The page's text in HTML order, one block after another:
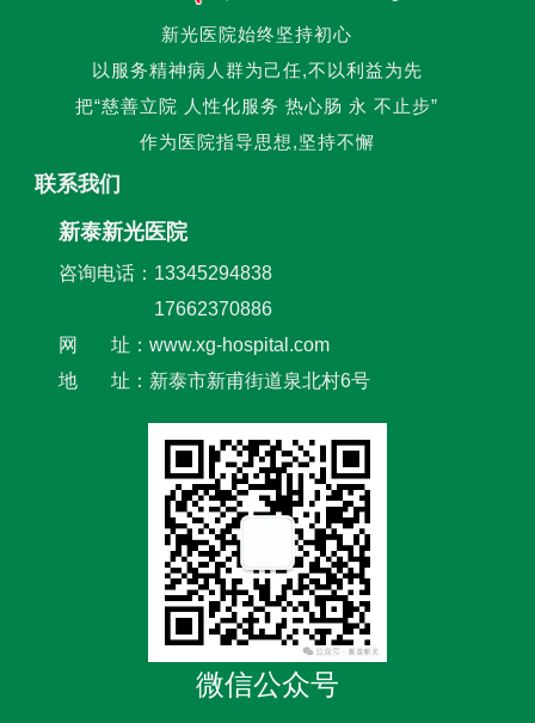
新光医院始终坚持初心
以服务精神病人群为己任,不以利益为先
把“慈善立院 人性化服务 热心肠 永 不止步”
作为医院指导思想,坚持不懈
联系我们
新泰新光医院
咨询电话：13345294838
17662370886
网 址：www.xg-hospital.com
地 址：新泰市新甫街道泉北村6号
微信公众号